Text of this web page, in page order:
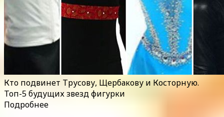
Кто подвинет Трусову, Щербакову и Косторную.
Топ-5 будущих звезд фигурки
Подробнее